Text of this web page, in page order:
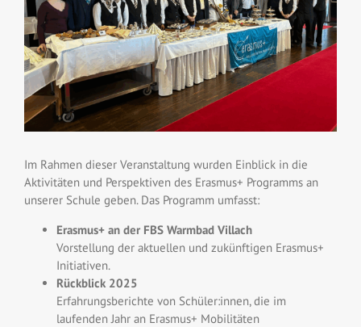
Im Rahmen dieser Veranstaltung wurden Einblick in die
Aktivitäten und Perspektiven des Erasmus+ Programms an
unserer Schule geben. Das Programm umfasst:
Erasmus+ an der FBS Warmbad Villach
Vorstellung der aktuellen und zukünftigen Erasmus+
Initiativen.
Rückblick 2025
Erfahrungsberichte von Schüler:innen, die im
laufenden Jahr an Erasmus+ Mobilitäten